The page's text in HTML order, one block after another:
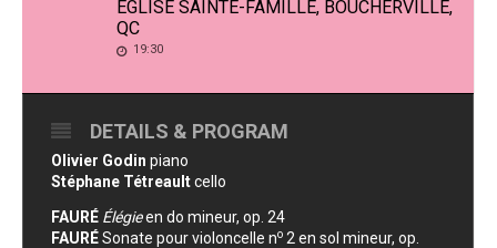
ÉGLISE SAINTE-FAMILLE, BOUCHERVILLE,
QC
19:30
DETAILS & PROGRAM
Olivier Godin piano
Stéphane Tétreaultcello
FAURÉ Élégieen do mineur, op. 24
FAURÉSonate pour violoncelle no 2 en sol mineur, op.